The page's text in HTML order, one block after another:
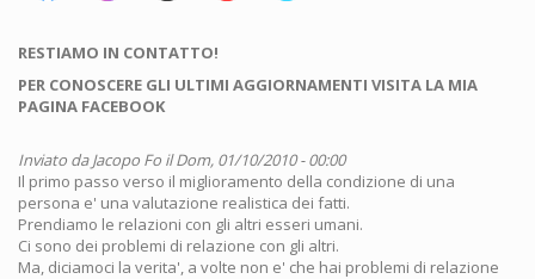
RESTIAMO IN CONTATTO!
PER CONOSCERE GLI ULTIMI AGGIORNAMENTI VISITA LA MIA
PAGINA FACEBOOK
Inviato daJacopo Fo il Dom, 01/10/2010 - 00:00
Il primo passo verso il miglioramento della condizione di una
persona e' una valutazione realistica dei fatti.
Prendiamo le relazioni con gli altri esseri umani.
Ci sono dei problemi di relazione con gli altri.
Ma, diciamoci la verita', a volte non e' che hai problemi di relazione